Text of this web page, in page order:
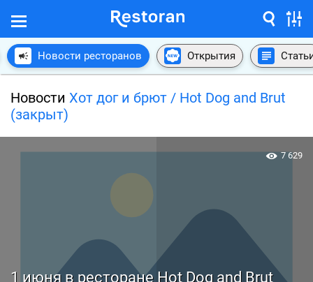
Новости ресторанов Открытия
Новости Хот дог и брют / Hot Dog and Brut
(закрыт)
1 июня в ресторане Hot Dog and Brut
7 629